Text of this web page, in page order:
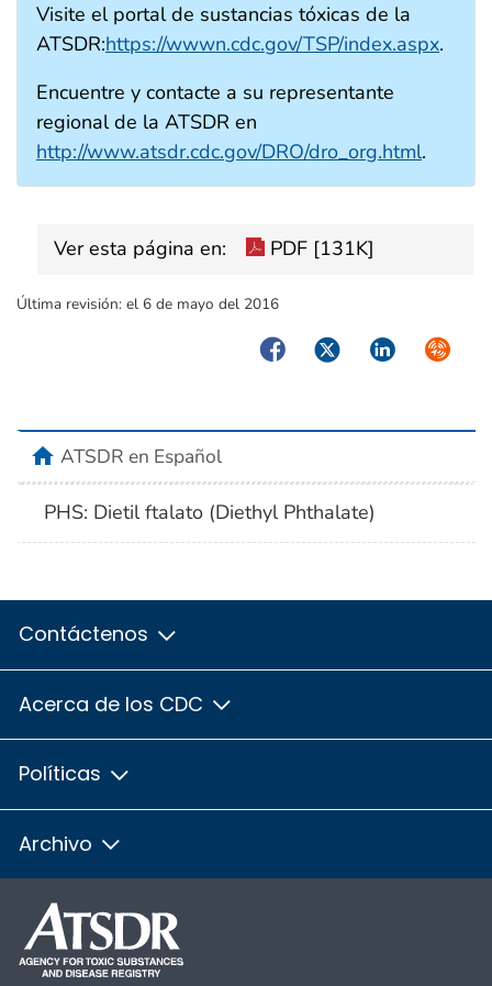
Visite el portal de sustancias tóxicas de la
ATSDR:https://wwwn.cdc.gov/TSP/index.aspx.
Encuentre y contacte a su representante
regional de la ATSDR en
http://www.atsdr.cdc.gov/DRO/dro_org.html.
Ver esta página en: PDF [131K]
Última revisión: el 6 de mayo del 2016
FacebookTwitterLinkedIn
homeATSDR en Español
PHS: Dietil ftalato (Diethyl Phthalate)
Contáctenos
Acerca de los CDC
Políticas
Archivo